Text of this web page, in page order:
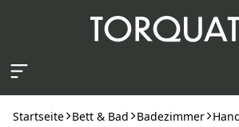
Startseite Bett & Bad Badezimmer